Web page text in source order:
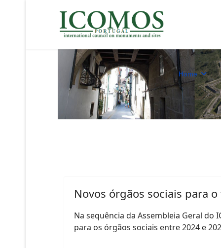
Home
Novos órgãos sociais para
Na sequência da Assembleia Geral do
para os órgãos sociais entre 2024 e